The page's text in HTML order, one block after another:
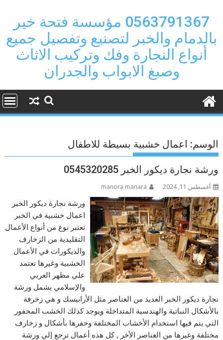
content
0563791367 مؤسسة فتحة خير
بالدمام والخبر لتصنيع وتفصيل جميع
أنواع النجارة وفك وتركيب الاثاث
وصبغ الابواب والجدران
الوسم: اعمال خشبية بسيطة للاطفال
ورشة نجارة ديكور الخبر 0545320285
أغسطس 11, 2024 manora manara
ورشة نجارة ديكور الخبر
اعمال خشبية في الخبر
تعتبر نوع من أنواع الأعمال
التقليدية من الزخارف
والديكورات في الأعمال
الخشبية وغيرها تعتمد
علي مظهر العربي
والإسلامي يشمل ورشة
نجارة ديكور الخبر العديد من العناصر مثل الأرابيسك و هي زخرفة
بالأشكال النباتية والهندسية المتداخلة ويوجد كذلك الخشب المحفور
التي يتم فيها استخدام الأخشاب المختلفة وحفرها بأشكال و زخارف
مختلفة وغيرها من العناصر الأخر , كل هذه أعمال ترجع إلي ورشة